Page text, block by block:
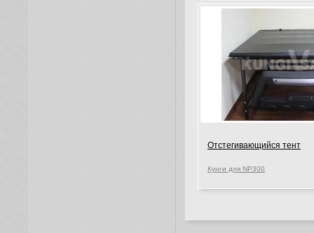
Отстегивающийся тент
Кунги для NP300